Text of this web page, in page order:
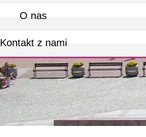
O nas
Kontakt z nami